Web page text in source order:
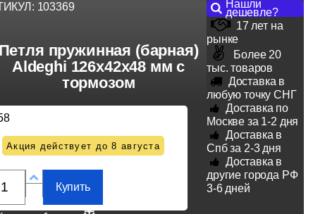
103369
Петля пружинная (барная)
Aldeghi 126х42х48 мм с
тормозом
Акция действует до 8 августа
Купить
Нашли
дешевле?
17 лет на
рынке
Более 20
тыс. товаров
Доставка в
любую точку СНГ
Доставка по
Москве за 1-2 дня
Доставка в
Спб за 2-3 дня
Доставка в
другие города РФ
3-6 дней